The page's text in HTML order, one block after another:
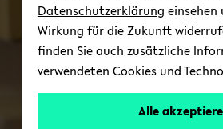
Datenschutzerklärung
Wirkung für die Zukunft
finden Sie auch zusätzliche
verwendeten Cookies und
Alle